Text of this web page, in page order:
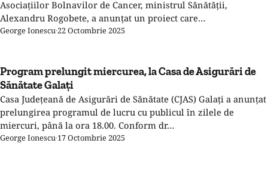
Asociațiilor Bolnavilor de Cancer, ministrul Sănătății,
Alexandru Rogobete, a anunțat un proiect care…
George Ionescu·22 Octombrie 2025
Program prelungit miercurea, la Casa de Asigurări de
Sănătate Galați
Casa Județeană de Asigurări de Sănătate (CJAS) Galați a anunțat
prelungirea programul de lucru cu publicul în zilele de
miercuri, până la ora 18.00. Conform dr…
George Ionescu·17 Octombrie 2025